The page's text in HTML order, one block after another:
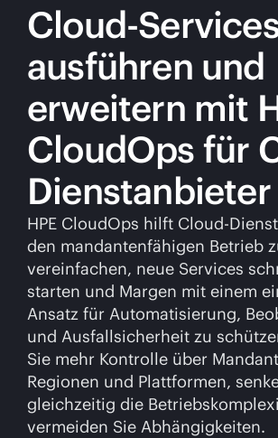
Cloud-
ausführen und
erweitern mit
CloudOps für
Dienstanbieter
HPE CloudOps hilft Cloud-
den mandantenfähigen Betrieb
vereinfachen, neue Services
starten und Margen mit einem
Ansatz für Automatisierung,
und Ausfallsicherheit zu
Sie mehr Kontrolle über
Regionen und Plattformen,
gleichzeitig die
vermeiden Sie Abhängigkeiten.